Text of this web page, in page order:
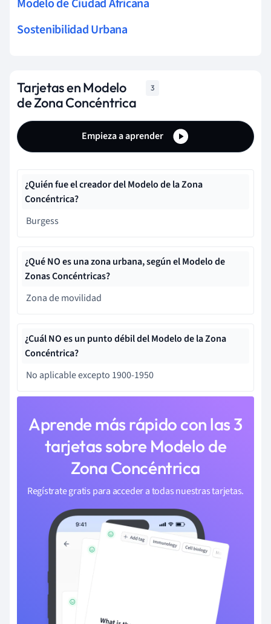
Modelo de Ciudad Africana
Sostenibilidad Urbana
Tarjetas en Modelo
de Zona Concéntrica
3
Empieza a aprender
¿Quién fue el creador del Modelo de la Zona
Concéntrica?
Burgess
¿Qué NO es una zona urbana, según el Modelo de
Zonas Concéntricas?
Zona de movilidad
¿Cuál NO es un punto débil del Modelo de la Zona
Concéntrica?
No aplicable excepto 1900-1950
Aprende más rápido con las 3
tarjetas sobre Modelo de
Zona Concéntrica
Regístrate gratis para acceder a todas nuestras tarjetas.